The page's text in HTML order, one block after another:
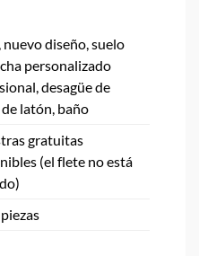
nuevo diseño, suelo
personalizado
desagüe de
latón, baño
gratuitas
(el flete no está